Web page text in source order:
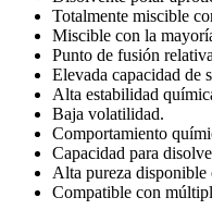
Totalmente miscible
Miscible con la
Punto de fusión
Elevada capacidad de
Alta estabilidad
Baja volatilidad.
Comportamiento
Capacidad para
Alta pureza disponible
Compatible con